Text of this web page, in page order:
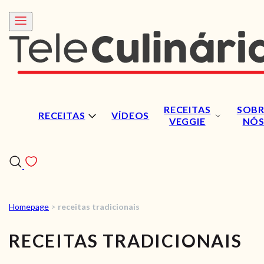
RECEITAS VÍDEOS
RECEITAS
VEGGIE
NÓS
RECEITAS
VÍDEOS
Homepage > receitas tradicionais
RECEITAS TRADICIONAIS